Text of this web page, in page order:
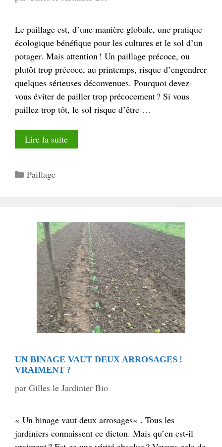
Le paillage est, d’une manière globale, une pratique
écologique bénéfique pour les cultures et le sol d’un
potager. Mais attention ! Un paillage précoce, ou
plutôt trop précoce, au printemps, risque d’engendrer
quelques sérieuses déconvenues. Pourquoi devez-
vous éviter de pailler trop précocement ? Si vous
paillez trop tôt, le sol risque d’être …
Lire la suite
Catégories
Paillage
UN BINAGE VAUT DEUX ARROSAGES !
VRAIMENT ?
par Gilles le Jardinier Bio
« Un binage vaut deux arrosages« . Tous les
jardiniers connaissent ce dicton. Mais qu’en est-il